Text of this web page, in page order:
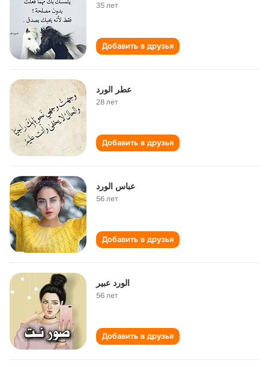
35 лет
Добавить в друзья
عطر الورد
28 лет
Добавить в друзья
عباس الورد
56 лет
Добавить в друзья
الورد عبير
56 лет
Добавить в друзья